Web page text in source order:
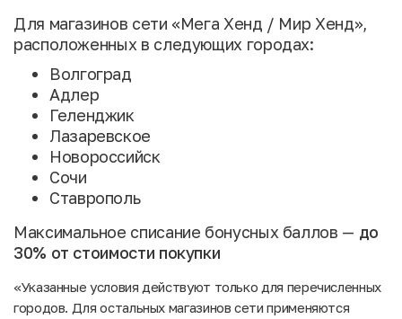
Для магазинов сети «Мега Хенд / Мир Хенд»,
расположенных в следующих городах:
Волгоград
Адлер
Геленджик
Лазаревское
Новороссийск
Сочи
Ставрополь
Максимальное списание бонусных баллов — до
30% от стоимости покупки
«Указанные условия действуют только для перечисленных
городов. Для остальных магазинов сети применяются